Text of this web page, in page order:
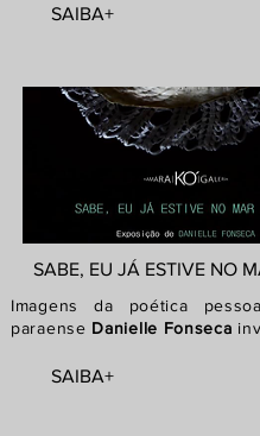
SAIBA+
SABE, EU JÁ ESTIVE NO
Imagens da poética
paraense Danielle Fonseca
SAIBA+